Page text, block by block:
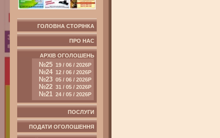
ГОЛОВНА СТОРІНКА
ПРО НАС
АРХІВ ОГОЛОШЕНЬ
№25 19 / 06 / 2026Р
№24 12 / 06 / 2026Р
№23 05 / 06 / 2026Р
№22 31 / 05 / 2026Р
№21 24 / 05 / 2026Р
ПОСЛУГИ
ПОДАТИ ОГОЛОШЕННЯ